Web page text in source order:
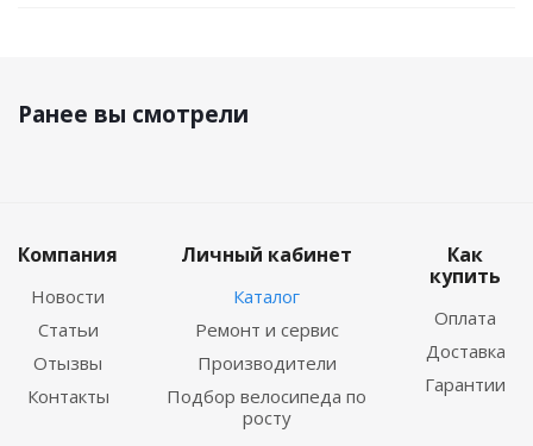
Ранее вы смотрели
Компания
Новости
Статьи
Отызвы
Контакты
Личный кабинет
Каталог
Ремонт и сервис
Производители
Подбор велосипеда по
росту
Как
купить
Оплата
Доставка
Гарантии